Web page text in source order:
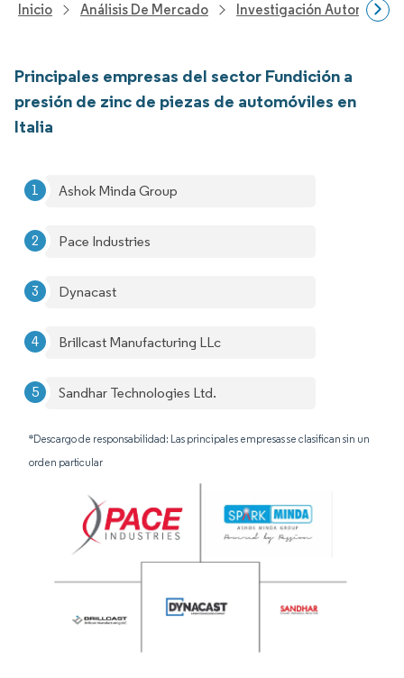
Inicio Análisis De Mercado Investigación Automotriz
Principales empresas del sector Fundición a
presión de zinc de piezas de automóviles en
Italia
Ashok Minda Group
Pace Industries
Dynacast
Brillcast Manufacturing LLc
Sandhar Technologies Ltd.
*Descargo de responsabilidad: Las principales empresas se clasifican sin un
orden particular